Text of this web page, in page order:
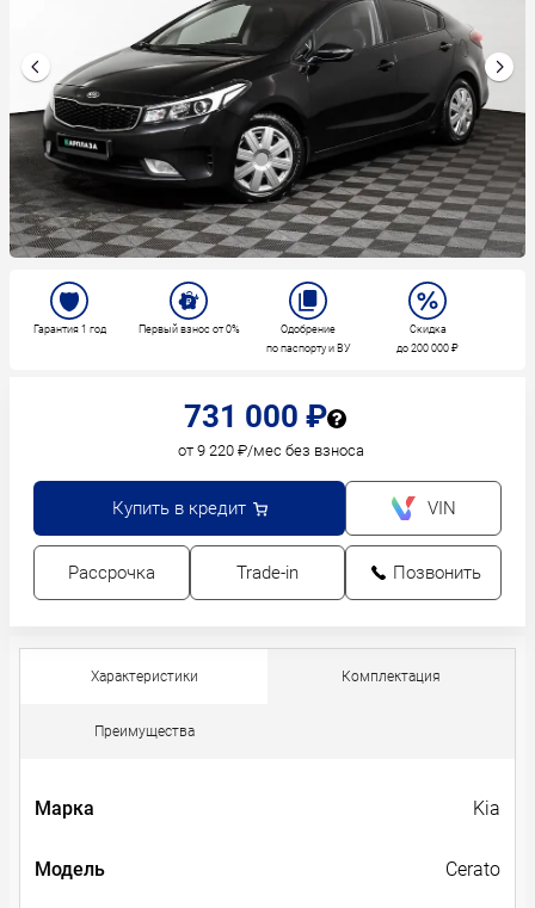
731 000 ₽
от 9 220 ₽/мес без взноса
Купить в кредит VIN
Рассрочка Trade-in Позвонить
Гарантия 1 год Первый взнос от 0%
Одобрение
по паспорту и ВУ
Скидка
до 200 000 ₽
Характеристики Комплектация
Преимущества
Марка Kia
Модель Cerato